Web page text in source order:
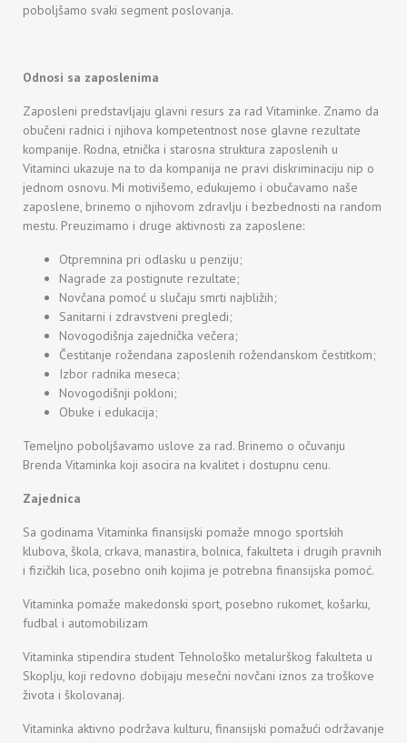
poboljšamo svaki segment poslovanja.
Оdnosi sa zaposlenima
Zaposleni predstavljaju glavni resurs za rad Vitaminke. Znamo da
obučeni radnici i njihova kompetentnost nose glavne rezultate
kompanije. Rodna, etnička i starosna struktura zaposlenih u
Vitaminci ukazuje na to da kompanija ne pravi diskriminaciju nip o
jednom osnovu. Mi motivišemo, edukujemo i obučavamo naše
zaposlene, brinemo o njihovom zdravlju i bezbednosti na random
mestu. Preuzimamo i druge aktivnosti za zaposlene:
Оtpremnina pri odlasku u penziju;
Nagrade za postignute rezultate;
Novčana pomoć u slučaju smrti najbližih;
Sanitarni i zdravstveni pregledi;
Novogodišnja zajednička večera;
Čestitanje rožendana zaposlenih rožendanskom čestitkom;
Izbor radnika meseca;
Novogodišnji pokloni;
Obuke i edukacija;
Temeljno poboljšavamo uslove za rad. Brinemo o očuvanju
Brenda Vitaminka koji asocira na kvalitet i dostupnu cenu.
Zajednica
Sa godinama Vitaminka finansijski pomaže mnogo sportskih
klubova, škola, crkava, manastira, bolnica, fakulteta i drugih pravnih
i fizičkih lica, posebno onih kojima je potrebna finansijska pomoć.
Vitaminka pomaže makedonski sport, posebno rukomet, košarku,
fudbal i automobilizam
Vitaminka stipendira student Tehnološko metalurškog fakulteta u
Skoplju, koji redovno dobijaju mesečni novčani iznos za troškove
života i školovanaj.
Vitaminka aktivno podržava kulturu, finansijski pomažući održavanje